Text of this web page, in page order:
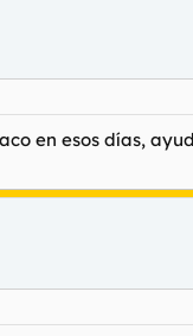
su experiencia, qué
más el foro general.
rebota rebota y en
en esos días,